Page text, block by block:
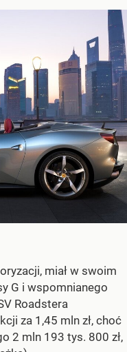
miał w swoim
G i wspomnianego
Roadstera
za 1,45 mln zł, choć
2 mln 193 tys. 800 zł,